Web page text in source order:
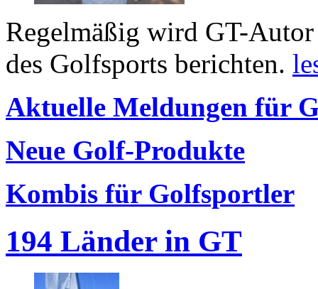
Regelmäßig wird GT-
des Golfsports berichten.
Aktuelle Meldungen für
Neue Golf-Produkte
Kombis für Golfsportler
194 Länder in GT